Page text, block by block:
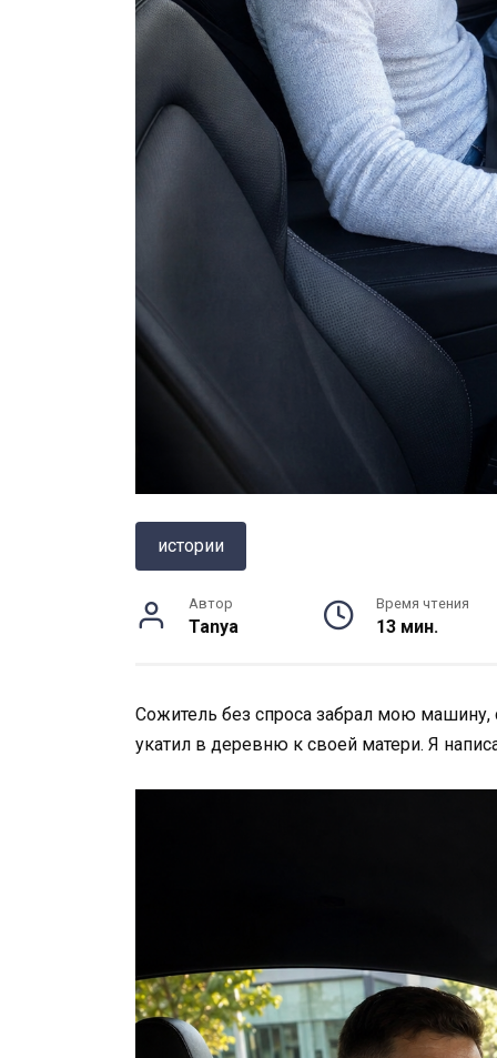
истории
Автор
Tanya
Время чтения
13 мин.
Сожитель без спроса забрал мою машину,
укатил в деревню к своей матери. Я